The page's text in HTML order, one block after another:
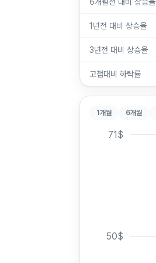
1년전 대비 상승율
3년전 대비 상승율
고점대비 하락률
1개월 6개월
71$
50$